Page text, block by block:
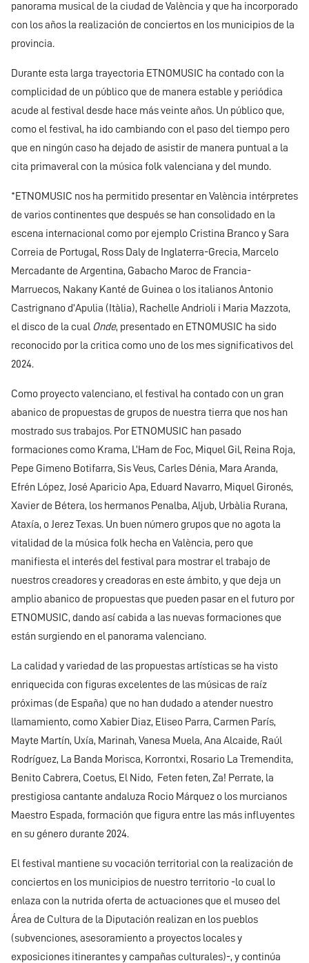
panorama musical de la ciudad de València y que ha incorporado
con los años la realización de conciertos en los municipios de la
provincia.
Durante esta larga trayectoria ETNOMUSIC ha contado con la
complicidad de un público que de manera estable y periódica
acude al festival desde hace más veinte años. Un público que,
como el festival, ha ido cambiando con el paso del tiempo pero
que en ningún caso ha dejado de asistir de manera puntual a la
cita primaveral con la música folk valenciana y del mundo.
*ETNOMUSIC nos ha permitido presentar en València intérpretes
de varios continentes que después se han consolidado en la
escena internacional como por ejemplo Cristina Branco y Sara
Correia de Portugal, Ross Daly de Inglaterra-Grecia, Marcelo
Mercadante de Argentina, Gabacho Maroc de Francia-
Marruecos, Nakany Kanté de Guinea o los italianos Antonio
Castrignano d’Apulia (Itàlia), Rachelle Andrioli i Maria Mazzota,
el disco de la cual Onde, presentado en ETNOMUSIC ha sido
reconocido por la critica como uno de los mes significativos del
2024.
Como proyecto valenciano, el festival ha contado con un gran
abanico de propuestas de grupos de nuestra tierra que nos han
mostrado sus trabajos. Por ETNOMUSIC han pasado
formaciones como Krama, L’Ham de Foc, Miquel Gil, Reina Roja,
Pepe Gimeno Botifarra, Sis Veus, Carles Dénia, Mara Aranda,
Efrén López, José Aparicio Apa, Eduard Navarro, Miquel Gironés,
Xavier de Bétera, los hermanos Penalba, Aljub, Urbàlia Rurana,
Ataxía, o Jerez Texas. Un buen número grupos que no agota la
vitalidad de la música folk hecha en València, pero que
manifiesta el interés del festival para mostrar el trabajo de
nuestros creadores y creadoras en este ámbito, y que deja un
amplio abanico de propuestas que pueden pasar en el futuro por
ETNOMUSIC, dando así cabida a las nuevas formaciones que
están surgiendo en el panorama valenciano.
La calidad y variedad de las propuestas artísticas se ha visto
enriquecida con figuras excelentes de las músicas de raíz
próximas (de España) que no han dudado a atender nuestro
llamamiento, como Xabier Diaz, Eliseo Parra, Carmen París,
Mayte Martín, Uxía, Marinah, Vanesa Muela, Ana Alcaide, Raúl
Rodríguez, La Banda Morisca, Korrontxi, Rosario La Tremendita,
Benito Cabrera, Coetus, El Nido, Feten feten, Za! Perrate, la
prestigiosa cantante andaluza Rocio Márquez o los murcianos
Maestro Espada, formación que figura entre las más influyentes
en su género durante 2024.
El festival mantiene su vocación territorial con la realización de
conciertos en los municipios de nuestro territorio -lo cual lo
enlaza con la nutrida oferta de actuaciones que el museo del
Área de Cultura de la Diputación realizan en los pueblos
(subvenciones, asesoramiento a proyectos locales y
exposiciones itinerantes y campañas culturales)-, y continúa